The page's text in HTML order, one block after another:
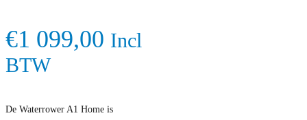
€1 099,00 Incl
BTW
De Waterrower A1 Home is